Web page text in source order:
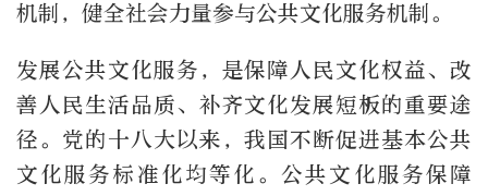
机制，健全社会力量参与公共文化服务机制。
发展公共文化服务，是保障人民文化权益、改
善人民生活品质、补齐文化发展短板的重要途
径。党的十八大以来，我国不断促进基本公共
文化服务标准化均等化。公共文化服务保障